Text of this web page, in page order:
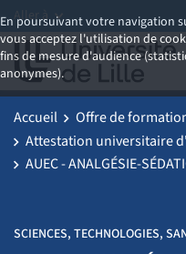
En poursuivant votre navigation
vous acceptez l'utilisation de
fins de mesure d'audience
anonymes).
Aller à
Accueil
Offre de
Attestation universitaire
AUEC - ANALGÉSIE-
SCIENCES, TECHNOLOGIES,